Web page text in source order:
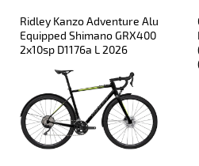
Ridley Kanzo Adventure Alu
Equipped Shimano GRX400
2x10sp D1176a L 2026